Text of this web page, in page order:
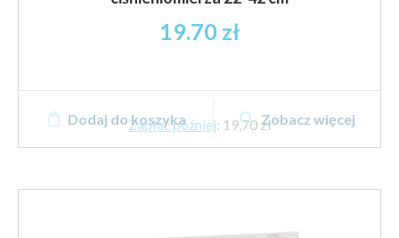
19.70 zł
Zapłać później: 19,70 zł
Dodaj do koszyka Zobacz więcej